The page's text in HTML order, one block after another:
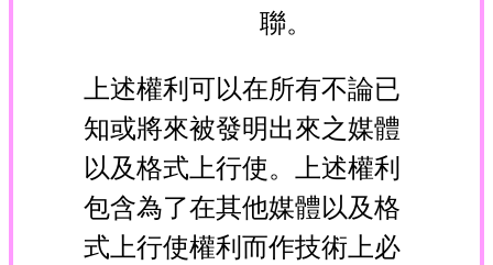
聯。
上述權利可以在所有不論已
知或將來被發明出來之媒體
以及格式上行使。上述權利
包含為了在其他媒體以及格
式上行使權利而作技術上必